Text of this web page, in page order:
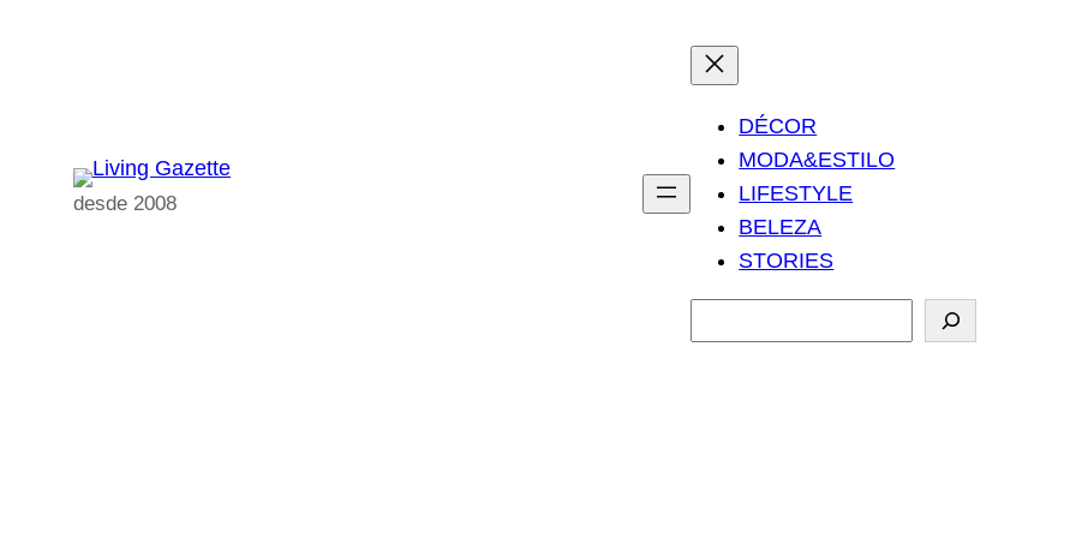
desde 2008
DÉCOR
MODA&ESTILO
LIFESTYLE
BELEZA
STORIES
e